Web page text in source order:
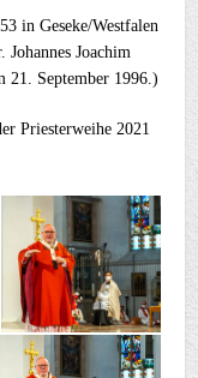
in Geseke/Westfalen
Joachim
21. September 1996.)
Priesterweihe 2021